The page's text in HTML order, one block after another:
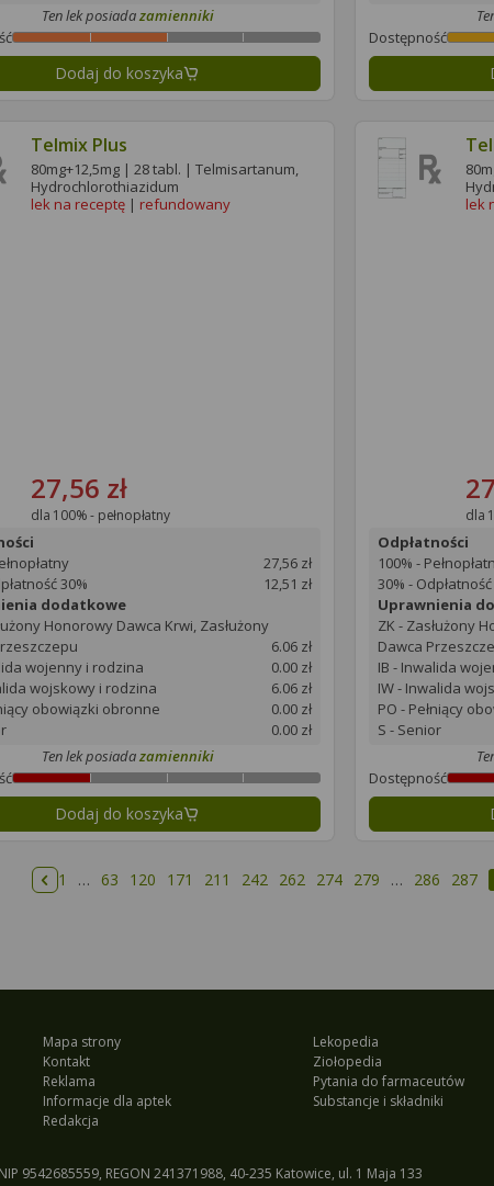
Ten lek posiadazamienniki
Dodaj do koszyka
Dostępność
Telmix Plus
80mg+12,5mg | 28 tabl. | Telmisartanum,
Hydrochlorothiazidum
lek na receptę | refundowany
27,56 zł
dla 100% - pełnopłatny
27,56 zł
30%
12,51 zł
dodatkowe
Honorowy Dawca Krwi, Zasłużony
6.06 zł
wojenny i rodzina
0.00 zł
wojskowy i rodzina
6.06 zł
obowiązki obronne
0.00 zł
0.00 zł
Ten lek posiadazamienniki
Dodaj do koszyka
lek
dla
Dostępność
Odpłatności
100% -
30% -
Uprawnienia
ZK - Zasłużony
Dawca
IB - Inwalida
IW - Inwalida
PO - Pełniący
S - Senior
Poprzednia strona
1 … 63 120 171 211 242 262 274 279 … 286 287
Mapa strony
Kontakt
Reklama
Informacje dla aptek
Redakcja
Lekopedia
Ziołopedia
Pytania do farmaceutów
Substancje i składniki
9542685559, REGON 241371988, 40-235 Katowice, ul. 1 Maja 133